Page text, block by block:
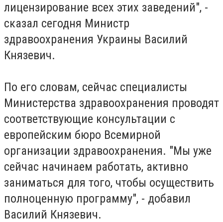
лицензирование всех этих заведений", -
сказал сегодня Министр
здравоохранения Украины Василий
Князевич.
По его словам, сейчас специалисты
Министерства здравоохранения проводят
соответствующие консультации с
европейским бюро Всемирной
организации здравоохранения. "Мы уже
сейчас начинаем работать, активно
заниматься для того, чтобы осуществить
полноценную программу", - добавил
Василий Князевич.